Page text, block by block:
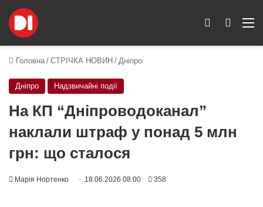
Пошук
Switch skin
Головна / СТРІЧКА НОВИН / Дніпро
Дніпро Надзвичайні події
На КП “Дніпроводоканал”
наклали штраф у понад 5 млн
грн: що сталося
Марія Нортенко 18.06.2026 08:00 358